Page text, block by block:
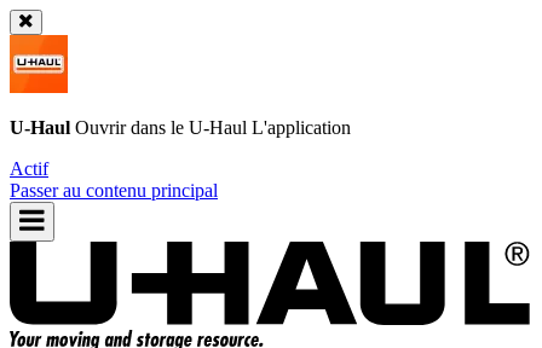
U-Haul Ouvrir dans le U-Haul L'application
Actif
Passer au contenu principal